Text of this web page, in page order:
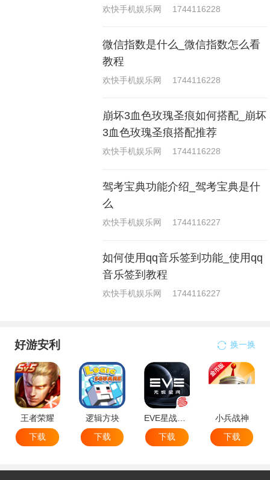
险原因分析
欢快手机娱乐网 1744116228
微信指数是什么_微信指数怎么看
教程
欢快手机娱乐网 1744116228
崩坏3血色玫瑰圣痕如何搭配_崩坏
3血色玫瑰圣痕搭配推荐
欢快手机娱乐网 1744116228
驾考宝典功能介绍_驾考宝典是什
么
欢快手机娱乐网 1744116227
如何使用qq音乐签到功能_使用qq
音乐签到教程
欢快手机娱乐网 1744116227
好游安利 换一换
王者荣耀
下载
逻辑方块
下载
EVE星战前夜无烬星河
下载
小兵战神
下载